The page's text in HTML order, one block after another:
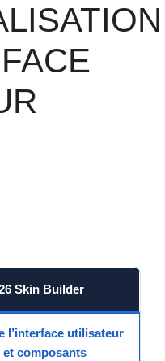
Skin Builder
l’interface utilisateur
et composants